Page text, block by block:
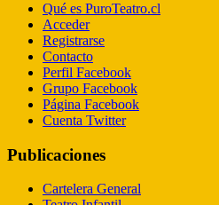
Qué es PuroTeatro.cl
Acceder
Registrarse
Contacto
Perfil Facebook
Grupo Facebook
Página Facebook
Cuenta Twitter
Publicaciones
Cartelera General